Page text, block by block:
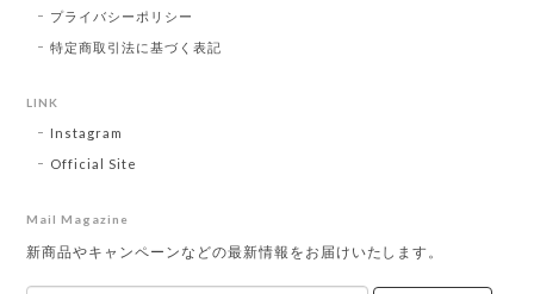
プライバシーポリシー
特定商取引法に基づく表記
LINK
Instagram
Official Site
Mail Magazine
新商品やキャンペーンなどの最新情報をお届けいたします。